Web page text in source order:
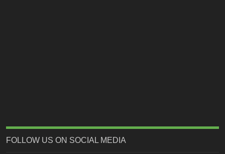
FOLLOW US ON SOCIAL MEDIA